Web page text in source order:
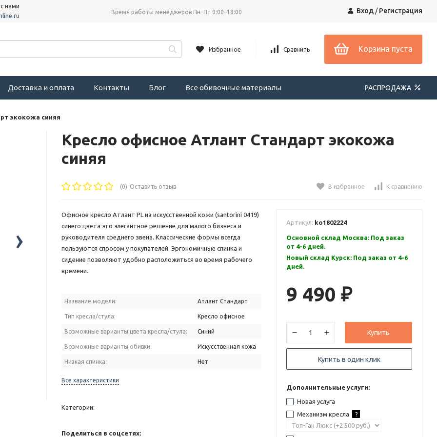
нами
Время работы менеджеров Пн–Пт 9:00–18:00 Вход/Регистрация
Избранное Сравнить Корзина пуста
Доставка и оплата Контакты Блог Все обивочные материалы РАСПРОДАЖА
экокожа синяя
›
Кресло офисное Атлант Стандарт экокожа
синяя
(0) Оставить отзыв В избранное К сравнению
Офисное кресло Атлант PL из искусственной кожи (santorini 0419)
синего цвета это элегантное решение для малого бизнеса и
руководителя среднего звена. Классические формы всегда
пользуются спросом у покупателей. Эргономичные спинка и
сидение позволяют удобно расположиться во время рабочего
времени.
Название модели: Атлант Стандарт
Тип кресла/стула: Кресло офисное
Возможные варианты цвета кресла/стула: Синий
Возможные варианты обивки: Искусственная кожа
Низкая спинка: Нет
Все характеристики
Категории:
Поделиться в соцсетях:
Артикул: ko1802224
Основной склад Москва: Под заказ
от 4-6 дней.
Новый склад Курск: Под заказ от 4-6
дней.
9 490 ₽
Купить
Купить в один клик
Дополнительные услуги:
Новая услуга
Механизм кресла
?